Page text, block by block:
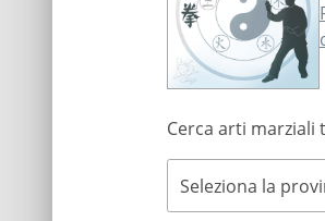
Cerca arti
Seleziona la